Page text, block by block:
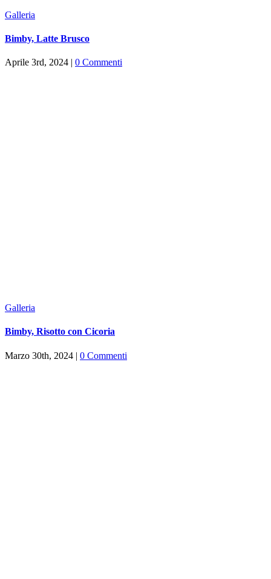
Galleria
Bimby, Latte Brusco
Aprile 3rd, 2024 | 0 Commenti
Galleria
Bimby, Risotto con Cicoria
Marzo 30th, 2024 | 0 Commenti